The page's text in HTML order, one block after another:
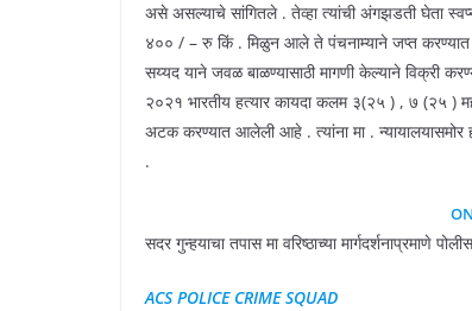
असे असल्याचे सांगितले . तेव्हा त्यांची अंगझडती घेता
४०० / – रु किं . मिळुन आले ते पंचनाम्याने जप्त
सय्यद याने जवळ बाळण्यासाठी मागणी केल्याने विक्री
२०२१ भारतीय हत्यार कायदा कलम ३(२५ ) , ७ (२५
अटक करण्यात आलेली आहे . त्यांना मा .
.
सदर गुन्हयाचा तपास मा वरिष्ठाच्या मार्गदर्शनाप्रमाणे
ACS POLICE CRIME SQUAD